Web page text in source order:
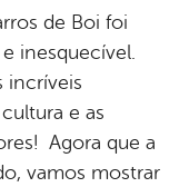
de Boi foi
inesquecível.
incríveis
e as
Agora que a
vamos mostrar